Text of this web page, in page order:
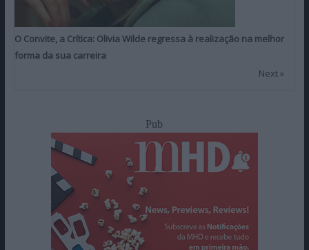
O Convite, a Crítica: Olivia Wilde regressa à realização na melhor
forma da sua carreira
Next »
Pub